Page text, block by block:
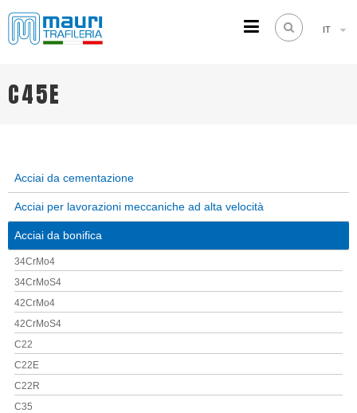
IT
C45E
Acciai da cementazione
Acciai per lavorazioni meccaniche ad alta velocità
Acciai da bonifica
34CrMo4
34CrMoS4
42CrMo4
42CrMoS4
C22
C22E
C22R
C35